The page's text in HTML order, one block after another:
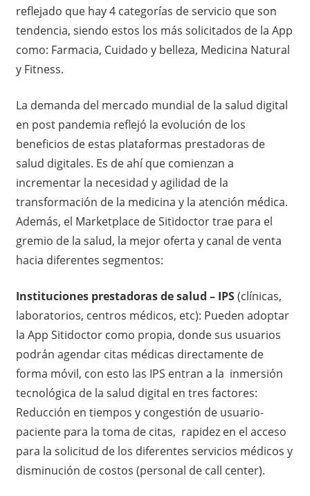
reflejado que hay 4 categorías de servicio que son
tendencia, siendo estos los más solicitados de la App
como: Farmacia, Cuidado y belleza, Medicina Natural
y Fitness.
La demanda del mercado mundial de la salud digital
en post pandemia reflejó la evolución de los
beneficios de estas plataformas prestadoras de
salud digitales. Es de ahí que comienzan a
incrementar la necesidad y agilidad de la
transformación de la medicina y la atención médica.
Además, el Marketplace de Sitidoctor trae para el
gremio de la salud, la mejor oferta y canal de venta
hacia diferentes segmentos:
Instituciones prestadoras de salud – IPS(clínicas,
laboratorios, centros médicos, etc): Pueden adoptar
la App Sitidoctor como propia, donde sus usuarios
podrán agendar citas médicas directamente de
forma móvil, con esto las IPS entran a la inmersión
tecnológica de la salud digital en tres factores:
Reducción en tiempos y congestión de usuario-
paciente para la toma de citas, rapidez en el acceso
para la solicitud de los diferentes servicios médicos y
disminución de costos (personal de call center).